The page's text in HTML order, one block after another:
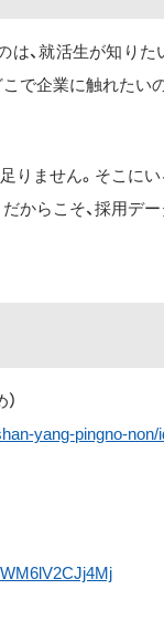
、就活生が知りた
で企業に触れたい
りません。そこに
からこそ、採用デ
yang-pingno-non/